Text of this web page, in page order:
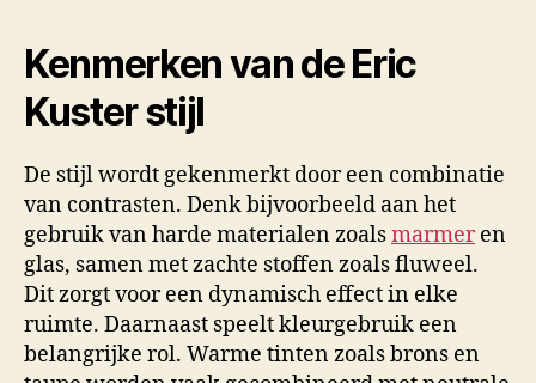
Kenmerken van de Eric
Kuster stijl
De stijl wordt gekenmerkt door een combinatie
van contrasten. Denk bijvoorbeeld aan het
gebruik van harde materialen zoalsmarmeren
glas, samen met zachte stoffen zoals fluweel.
Dit zorgt voor een dynamisch effect in elke
ruimte. Daarnaast speelt kleurgebruik een
belangrijke rol. Warme tinten zoals brons en